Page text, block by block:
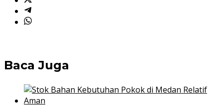
Baca Juga